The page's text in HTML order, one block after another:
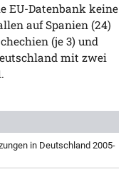
EU-Datenbank keine
auf Spanien (24)
(je 3) und
mit zwei
in Deutschland 2005-